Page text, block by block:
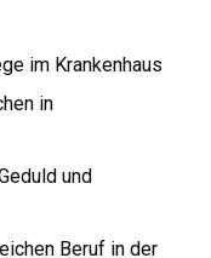
im Krankenhaus
in
und
Beruf in der